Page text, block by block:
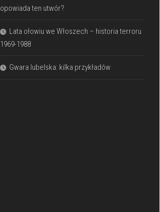
opowiada ten utwór?
Lata ołowiu we Włoszech – historia terroru
1969-1988
Gwara lubelska: kilka przykładów